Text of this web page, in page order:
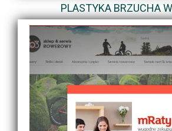
PLASTYKA BRZUCHA